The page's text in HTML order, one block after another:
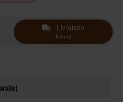
Livraison
Fermé